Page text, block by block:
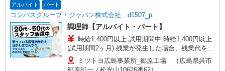
アルバイト パート
コンパスグループ・ジャパン株式会社 d1507_p
調理師【アルバイト・パート】
時給1,400円以上 試用期間中 時給1,400円以上
(試用期間2ヶ月) 残業が発生した場合、残業代を1
分単位で別途支給します。
ミツトヨ広島事業所_郷原工場 （広島県呉市